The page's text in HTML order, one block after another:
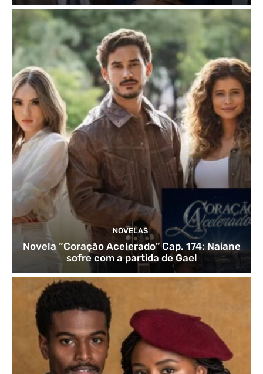
NOVELAS
Novela “Coração Acelerado” Cap. 174: Naiane
sofre com a partida de Gael